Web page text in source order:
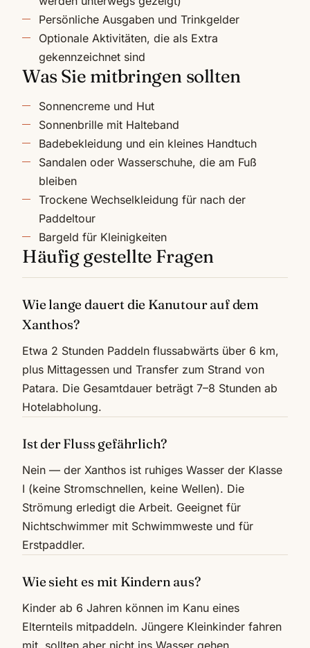
Persönliche Ausgaben und Trinkgelder
Optionale Aktivitäten, die als Extra
gekennzeichnet sind
Was Sie mitbringen sollten
Sonnencreme und Hut
Sonnenbrille mit Halteband
Badebekleidung und ein kleines Handtuch
Sandalen oder Wasserschuhe, die am Fuß
bleiben
Trockene Wechselkleidung für nach der
Paddeltour
Bargeld für Kleinigkeiten
Häufig gestellte Fragen
Wie lange dauert die Kanutour auf dem
Xanthos?
Etwa 2 Stunden Paddeln flussabwärts über 6 km,
plus Mittagessen und Transfer zum Strand von
Patara. Die Gesamtdauer beträgt 7–8 Stunden ab
Hotelabholung.
Ist der Fluss gefährlich?
Nein — der Xanthos ist ruhiges Wasser der Klasse
I (keine Stromschnellen, keine Wellen). Die
Strömung erledigt die Arbeit. Geeignet für
Nichtschwimmer mit Schwimmweste und für
Erstpaddler.
Wie sieht es mit Kindern aus?
Kinder ab 6 Jahren können im Kanu eines
Elternteils mitpaddeln. Jüngere Kleinkinder fahren
mit, sollten aber nicht ins Wasser gehen.